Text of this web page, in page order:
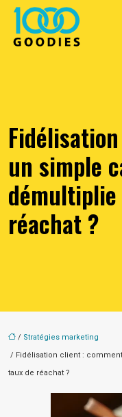
un simple
réachat ?
/ Stratégies marketing
/ Fidélisation client :
taux de réachat ?